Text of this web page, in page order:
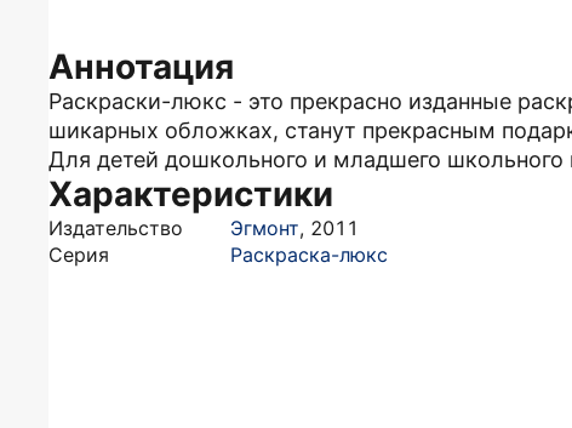
Аннотация
Раскраски-люкс - это прекрасно изданные
шикарных обложках, станут прекрасным
Для детей дошкольного и младшего школьного
Характеристики
Издательство Эгмонт, 2011
Серия
Раскраска-люкс